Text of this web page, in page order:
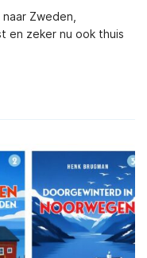
Zweden,
en zeker nu ook thuis